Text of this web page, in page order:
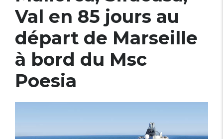
Val en 85 jours au
départ de Marseille
à bord du Msc
Poesia